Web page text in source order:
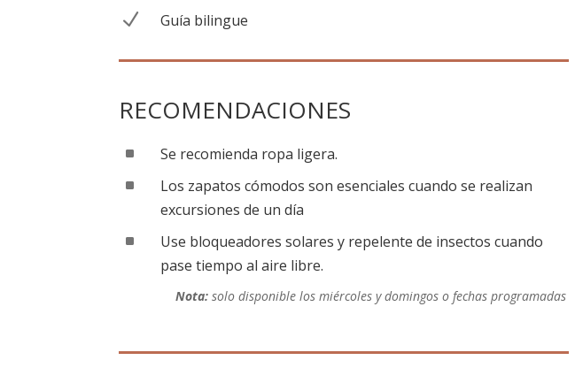
N Guía bilingue
RECOMENDACIONES
^ Se recomienda ropa ligera.
^
Los zapatos cómodos son esenciales cuando se realizan
excursiones de un día
^
Use bloqueadores solares y repelente de insectos cuando
pase tiempo al aire libre.
Nota:solo disponible los miércoles y domingos o fechas programadas